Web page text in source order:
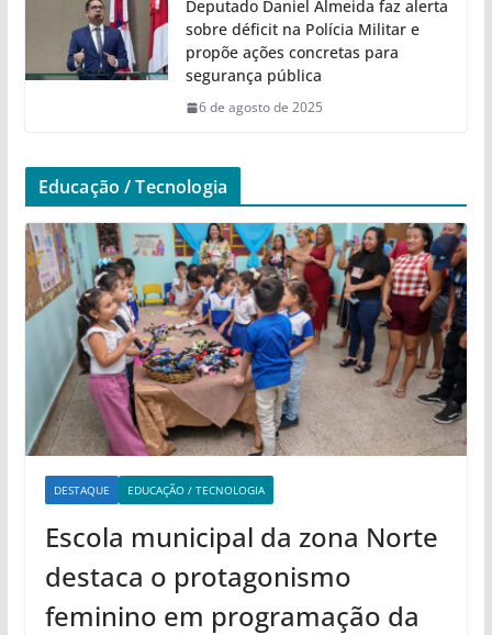
Deputado Daniel Almeida faz alerta
sobre déficit na Polícia Militar e
propõe ações concretas para
segurança pública
6 de agosto de 2025
Educação / Tecnologia
DESTAQUE EDUCAÇÃO / TECNOLOGIA
Escola municipal da zona Norte
destaca o protagonismo
feminino em programação da